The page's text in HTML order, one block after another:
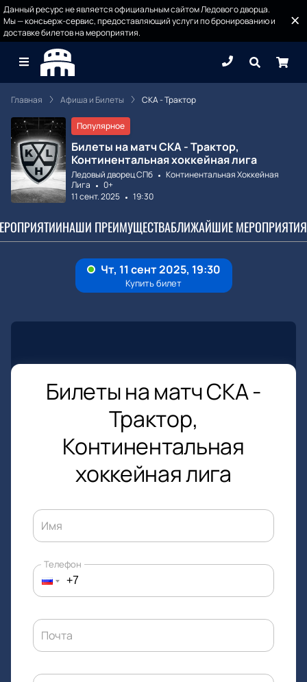
Данный ресурс не является официальным сайтом Ледового дворца.
Мы — консьерж-сервис, предоставляющий услуги по бронированию и
доставке билетов на мероприятия.
Главная Афиша и Билеты СКА - Трактор
Популярное
Билеты на матч СКА - Трактор,
Континентальная хоккейная лига
Ледовый дворец СПб
Континентальная Хоккейная
Лига
0+
11 сент. 2025
19:30
НАШИ ПРЕИМУЩЕСТВАБЛИЖАЙШИЕ МЕРОПРИЯТИЯ
Билеты на матч СКА -
Трактор,
Континентальная
хоккейная лига
Имя
Телефон
Почта